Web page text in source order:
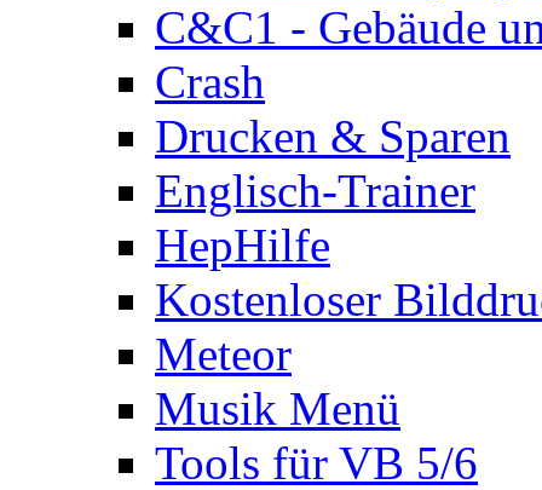
C&C1 - Gebäude
Crash
Drucken & Sparen
Englisch-Trainer
HepHilfe
Kostenloser
Meteor
Musik Menü
Tools für VB 5/6